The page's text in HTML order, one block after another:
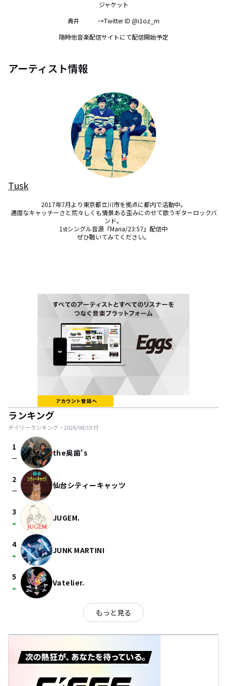
ジャケット
青井　　　→Twitter ID @i1oz_m
随時他音楽配信サイトにて配信開始予定
アーティスト情報
Tusk
2017年7月より東京都立川市を拠点に都内で活動中。
適度なキャッチーさと荒々しくも情景ある歪みにのせて歌うギターロックバ
ンド。
1stシングル音源『Maria/23:57』配信中
ぜひ聴いてみてください。
ランキング
デイリーランキング・ 2026/08/10付
1
check_indeterminate_small the奥歯's
2
check_indeterminate_small 仙台シティーキャッツ
3
arrow_drop_up JUGEM.
4
arrow_drop_up JUNK MARTINI
5
arrow_drop_up Vatelier.
もっと見る